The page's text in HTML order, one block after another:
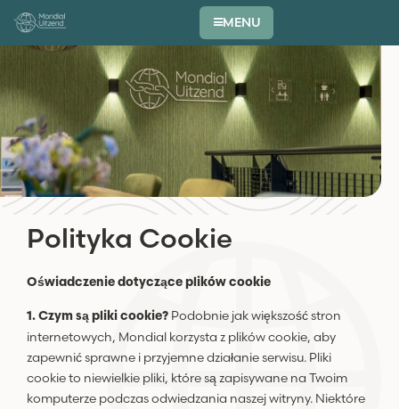
MENU
Polityka Cookie
Oświadczenie dotyczące plików cookie
1. Czym są pliki cookie? Podobnie jak większość stron
internetowych, Mondial korzysta z plików cookie, aby
zapewnić sprawne i przyjemne działanie serwisu. Pliki
cookie to niewielkie pliki, które są zapisywane na Twoim
komputerze podczas odwiedzania naszej witryny. Niektóre